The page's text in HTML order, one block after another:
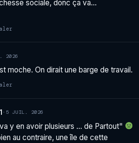
sociale, donc ça va…
2026
moche. On dirait une barge de travail.
· 5 JUIL. 2026
y en avoir plusieurs … de Partout"
au contraire, une île de cette